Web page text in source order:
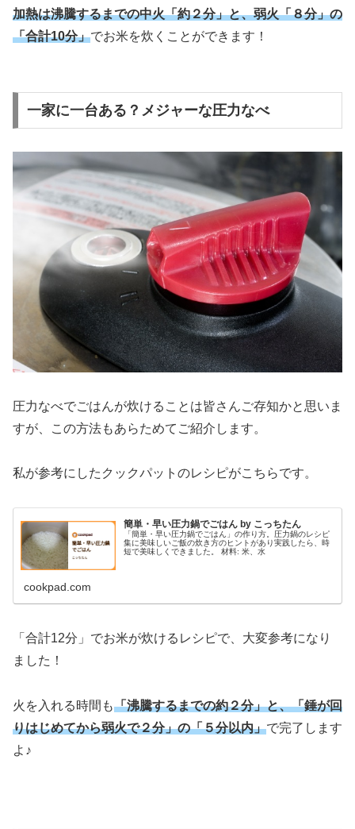
加熱は沸騰するまでの中火「約２分」と、弱火「８分」の
「合計10分」でお米を炊くことができます！
一家に一台ある？メジャーな圧力なべ
圧力なべでごはんが炊けることは皆さんご存知かと思いま
すが、この方法もあらためてご紹介します。
私が参考にしたクックパットのレシピがこちらです。
簡単・早い圧力鍋でごはん by こっちたん
「簡単・早い圧力鍋でごはん」の作り方。圧力鍋のレシピ
集に美味しいご飯の炊き方のヒントがあり実践したら、時
短で美味しくできました。 材料: 米、水
cookpad.com
「合計12分」でお米が炊けるレシピで、大変参考になり
ました！
火を入れる時間も「沸騰するまでの約２分」と、「錘が回
りはじめてから弱火で２分」の「５分以内」で完了します
よ♪